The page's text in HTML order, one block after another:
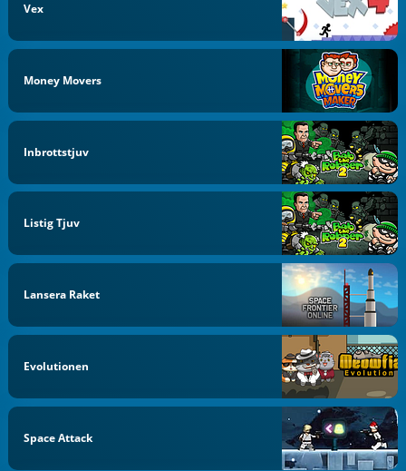
Vex
Money Movers
Inbrottstjuv
Listig Tjuv
Lansera Raket
Evolutionen
Space Attack